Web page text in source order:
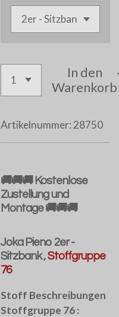
In den
Warenkorb
Artikelnummer: 28750
🚚🚚🚚 Kostenlose
Zustellung und
Montage 🚚🚚🚚
Joka Pieno 2er -
Sitzbank ,Stoffgruppe
76
Stoff Beschreibungen
Stoffgruppe 76 :